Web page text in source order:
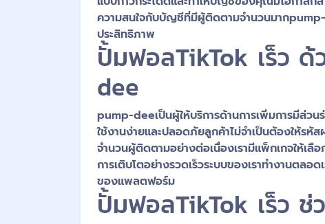
ความสนใจกับบัญชีที่มีผู้ติดตามจำนวนมาก
ประสิทธิภาพ
ปั้มฟอลTikTok เร็ว ด้
dee
pump-deeเป็นผู้ให้บริการด้านการเพิ่มการมีส่วน
ใช้งานง่ายและปลอดภัยลูกค้าไม่จำเป็นต้องให้ร
จำนวนผู้ติดตามอย่างต่อเนื่องเรามีแพ็กเกจให้เ
การเติบโตอย่างรวดเร็วระบบของเราทำงานตล
ของแพลตฟอร์ม
ปั้มฟอลTikTok เร็ว ช่